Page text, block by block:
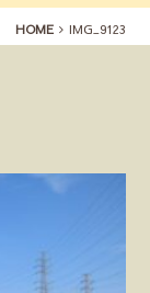
HOME IMG_9123